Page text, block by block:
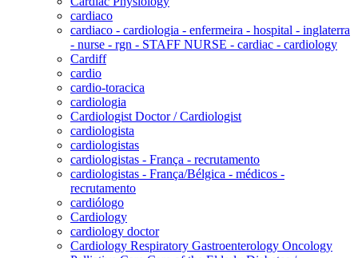
cardiaco
cardiaco - cardiologia - enfermeira - hospital - inglaterra
- nurse - rgn - STAFF NURSE - cardiac - cardiology
Cardiff
cardio
cardio-toracica
cardiologia
Cardiologist Doctor / Cardiologist
cardiologista
cardiologistas
cardiologistas - França - recrutamento
cardiologistas - França/Bélgica - médicos -
recrutamento
cardiólogo
Cardiology
cardiology doctor
Cardiology Respiratory Gastroenterology Oncology